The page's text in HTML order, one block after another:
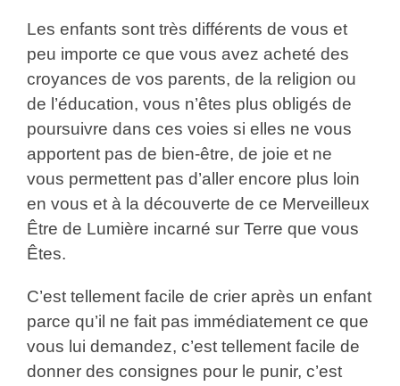
Les enfants sont très différents de vous et
peu importe ce que vous avez acheté des
croyances de vos parents, de la religion ou
de l’éducation, vous n’êtes plus obligés de
poursuivre dans ces voies si elles ne vous
apportent pas de bien-être, de joie et ne
vous permettent pas d’aller encore plus loin
en vous et à la découverte de ce Merveilleux
Être de Lumière incarné sur Terre que vous
Êtes.
C’est tellement facile de crier après un enfant
parce qu’il ne fait pas immédiatement ce que
vous lui demandez, c’est tellement facile de
donner des consignes pour le punir, c’est